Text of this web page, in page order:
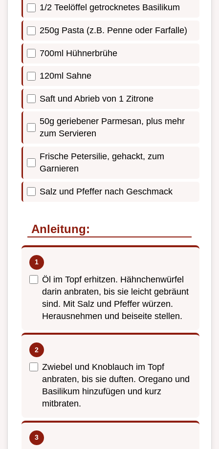
1/2 Teelöffel getrocknetes Basilikum
250g Pasta (z.B. Penne oder Farfalle)
700ml Hühnerbrühe
120ml Sahne
Saft und Abrieb von 1 Zitrone
50g geriebener Parmesan, plus mehr
zum Servieren
Frische Petersilie, gehackt, zum
Garnieren
Salz und Pfeffer nach Geschmack
Anleitung:
Öl im Topf erhitzen. Hähnchenwürfel
darin anbraten, bis sie leicht gebräunt
sind. Mit Salz und Pfeffer würzen.
Herausnehmen und beiseite stellen.
Zwiebel und Knoblauch im Topf
anbraten, bis sie duften. Oregano und
Basilikum hinzufügen und kurz
mitbraten.